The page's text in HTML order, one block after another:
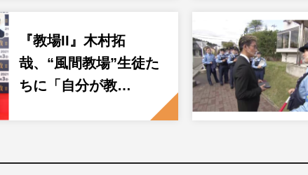
『教場II』木村拓
哉、“風間教場”生徒た
ちに「自分が教…